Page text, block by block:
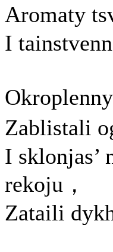
Aromaty
I
Zablistali
I sklonjas’
rekoju，
Zataili